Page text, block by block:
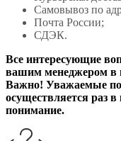
Самовывоз по
Почта России;
СДЭК.
Все интересующие
вашим менеджером в
Важно! Уважаемые
осуществляется раз
понимание.